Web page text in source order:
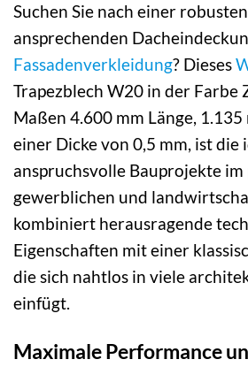
Suchen Sie nach einer
ansprechenden
Fassadenverkleidung? Dieses
Trapezblech W20 in der Farbe
Maßen 4.600 mm Länge,
einer Dicke von 0,5 mm, ist die
anspruchsvolle Bauprojekte
gewerblichen und
kombiniert herausragende
Eigenschaften mit einer
die sich nahtlos in viele
einfügt.
Maximale Performance